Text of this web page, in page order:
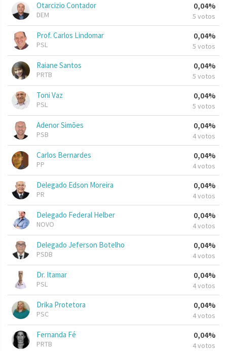
Otarcizio Contador
DEM
0,04%
5 votos
Prof. Carlos Lindomar
PSL
0,04%
5 votos
Raiane Santos
PRTB
0,04%
5 votos
Toni Vaz
PSL
0,04%
5 votos
Adenor Simões
PSB
0,04%
4 votos
Carlos Bernardes
PP
0,04%
4 votos
Delegado Edson Moreira
PR
0,04%
4 votos
Delegado Federal Helber
NOVO
0,04%
4 votos
Delegado Jeferson Botelho
PSDB
0,04%
4 votos
Dr. Itamar
PSL
0,04%
4 votos
Drika Protetora
PSC
0,04%
4 votos
Fernanda Fé
PRTB
0,04%
4 votos